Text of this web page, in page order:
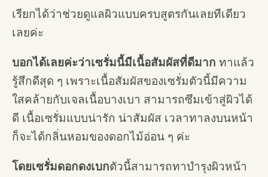
เรียกได้ว่าช่วยดูแลผิวแบบครบสูตรกันเลยทีเดียว
เลยค่ะ
บอกได้เลยค่ะว่าเซรั่มนี้มีเนื้อสัมผัสที่ดีมาก ทาแล้ว
รู้สึกดีสุด ๆ เพราะเนื้อสัมผัสของเซรั่มตัวนี้มีความ
ใสคล้ายกับเจลเนื้อบางเบา สามารถซึมเข้าสู่ผิวได้
ดี เนื้อเซรั่มแบบน่ารัก น่าสัมผัส เวลาทาลงบนหน้า
ก็จะได้กลิ่นหอมของดอกไม้อ่อน ๆ ค่ะ
โดยเซรั่มดอกดงเบกตัวนี้สามารถทาบำรุงผิวหน้า